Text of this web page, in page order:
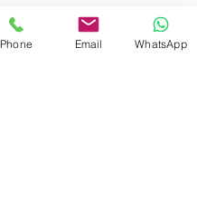
פרטים נוספים
מחיר Phone Email WhatsApp